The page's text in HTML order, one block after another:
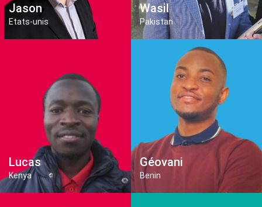
Jason
Etats-unis
Wasil
Pakistan
Lucas
Kenya
Géovani
Benin